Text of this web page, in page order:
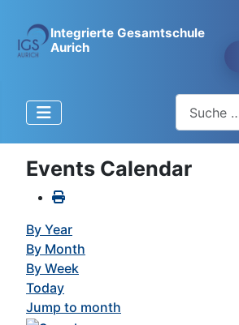
Integrierte Gesamtschule
Aurich
Events Calendar
By Year
By Month
By Week
Today
Jump to month